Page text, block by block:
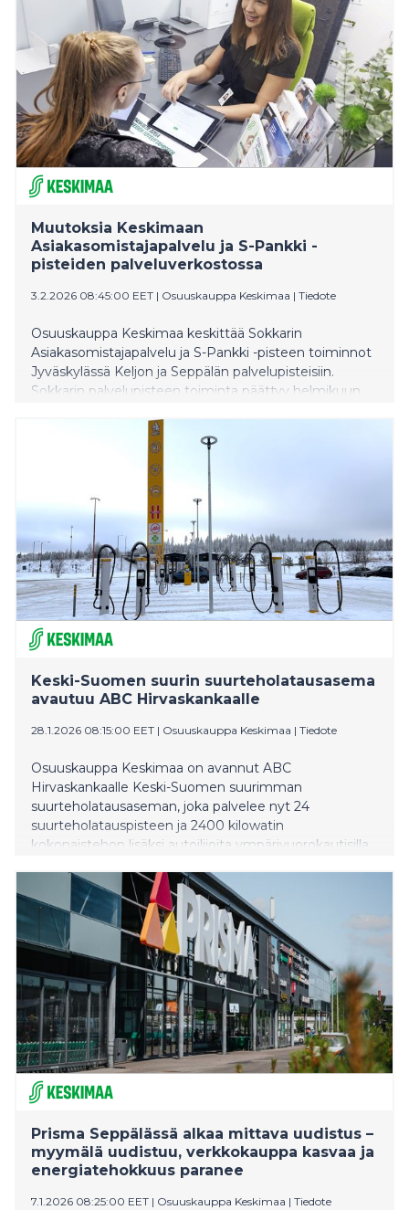
pysyttiin lähellä edellisvuoden tasoa.
Muutoksia Keskimaan
Asiakasomistajapalvelu ja S-Pankki -
pisteiden palveluverkostossa
3.2.2026 08:45:00 EET | Osuuskauppa Keskimaa | Tiedote
Osuuskauppa Keskimaa keskittää Sokkarin
Asiakasomistajapalvelu ja S-Pankki -pisteen toiminnot
Jyväskylässä Keljon ja Seppälän palvelupisteisiin.
Sokkarin palvelupisteen toiminta päättyy helmikuun
Äänekosken palvelupisteissä palvellaan jatkossa
yhtenä päivänä viikossa kahden palveluneuvojan
Keski-Suomen suurin suurteholatausasema
avautuu ABC Hirvaskankaalle
28.1.2026 08:15:00 EET | Osuuskauppa Keskimaa | Tiedote
Osuuskauppa Keskimaa on avannut ABC
Hirvaskankaalle Keski-Suomen suurimman
suurteholatausaseman, joka palvelee nyt 24
suurteholatauspisteen ja 2400 kilowatin
kokonaistehon lisäksi autoilijoita ympärivuorokautisilla,
Prisma Seppälässä alkaa mittava uudistus –
myymälä uudistuu, verkkokauppa kasvaa ja
energiatehokkuus paranee
7.1.2026 08:25:00 EET | Osuuskauppa Keskimaa | Tiedote